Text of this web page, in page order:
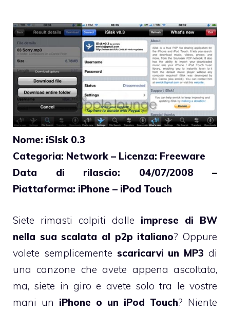
Nome: iSlsk 0.3
Categoria: Network – Licenza: Freeware
Data di rilascio: 04/07/2008 –
Piattaforma: iPhone – iPod Touch
Siete rimasti colpiti dalle imprese di BW
nella sua scalata al p2p italiano? Oppure
volete semplicemente scaricarvi un MP3 di
una canzone che avete appena ascoltato,
ma, siete in giro e avete solo tra le vostre
mani un iPhone o un iPod Touch? Niente